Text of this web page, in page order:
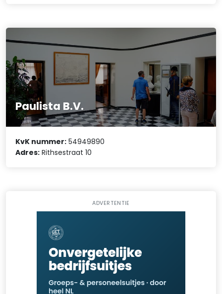
Paulista B.V.
KvK nummer: 54949890
Adres: Rithsestraat 10
ADVERTENTIE